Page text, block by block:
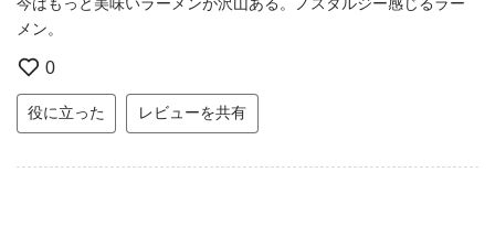
メン。
0
役に立った レビューを共有